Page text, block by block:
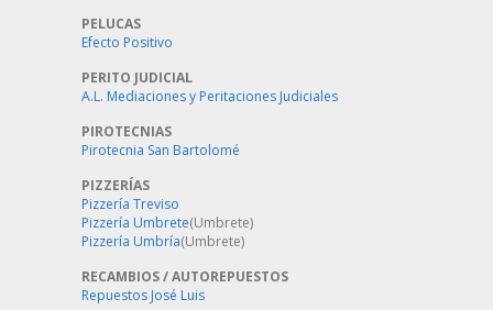
PELUCAS
Efecto Positivo
PERITO JUDICIAL
A.L. Mediaciones y Peritaciones Judiciales
PIROTECNIAS
Pirotecnia San Bartolomé
PIZZERÍAS
Pizzería Treviso
Pizzería Umbrete(Umbrete)
Pizzería Umbría(Umbrete)
RECAMBIOS / AUTOREPUESTOS
Repuestos José Luis